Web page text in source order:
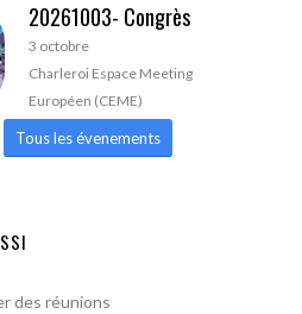
20261003- Congrès
3 octobre
Charleroi Espace Meeting
Européen (CEME)
Tous les évenements
des réunions